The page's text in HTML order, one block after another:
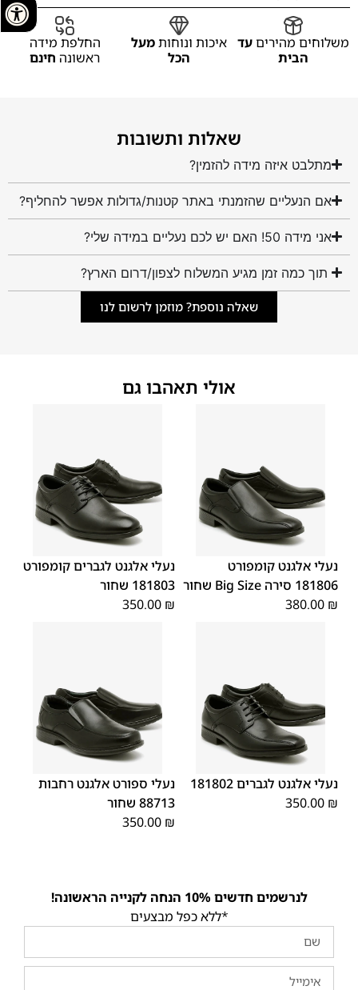
משלוחים מהיריםעד
הבית
איכות ונוחותמעל
הכל
החלפת מידה
ראשונה חינם
שאלות ותשובות
מתלבט איזה מידה להזמין?
אם הנעליים שהזמנתי באתר קטנות/גדולות אפשר להחליף?
אני מידה 50! האם יש לכם נעליים במידה שלי?
תוך כמה זמן מגיע המשלוח לצפון/דרום הארץ?
שאלה נוספת? מוזמן לרשום לנו
אולי תאהבו גם
נעלי אלגנט קומפורט
181806 סירה Big Size שחור
380.00 ₪
45
40
41
42
43
נעלי אלגנט לגברים קומפורט
181803 שחור
350.00 ₪
40
41
42
43
44
נעלי אלגנט לגברים 181802
350.00 ₪
40
41
42
43
נעלי ספורט אלגנט רחבות
88713 שחור
350.00 ₪
לנרשמים חדשים 10% הנחה לקנייה הראשונה!
*ללא כפל מבצעים